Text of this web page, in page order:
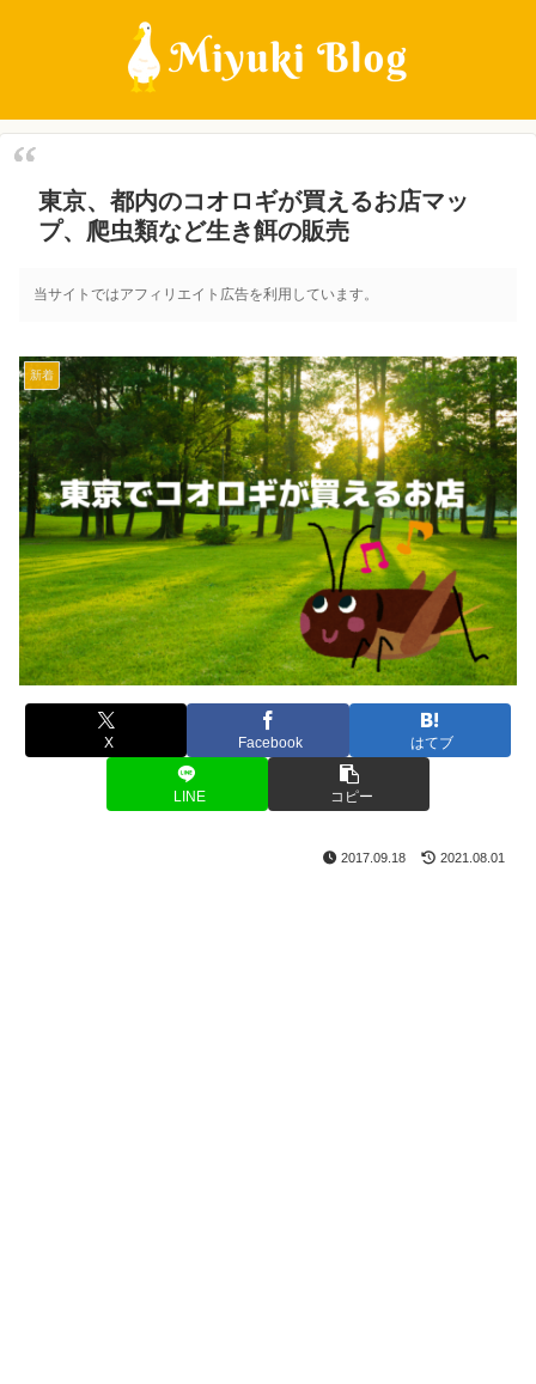
東京、都内のコオロギが買えるお店マッ
プ、爬虫類など生き餌の販売
当サイトではアフィリエイト広告を利用しています。
新着
X Facebook はてブ
LINE コピー
2017.09.18 2021.08.01